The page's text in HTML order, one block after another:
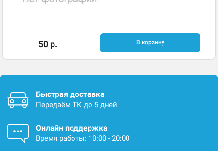
50 р. В корзину
Быстрая доставка
Передаём ТК до 5 дней
Онлайн поддержка
Время работы: 10:00 - 20:00